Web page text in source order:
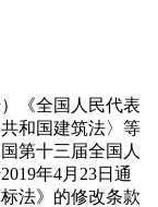
《全国人民代表
和国建筑法〉等
第十三届全国人
年4月23日通
法》的修改条款